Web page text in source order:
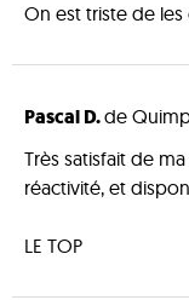
On est triste de les
Pascal D.de
Très satisfait de
réactivité, et
LE TOP